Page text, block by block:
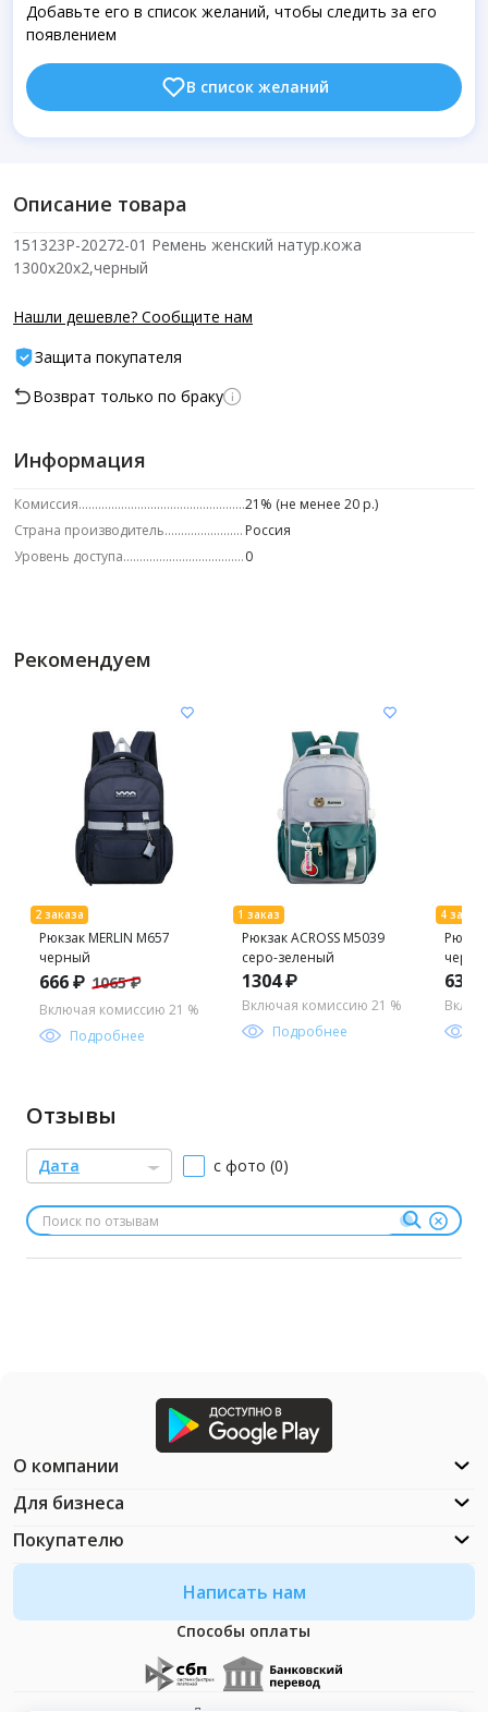
Добавьте его в список желаний, чтобы следить за его
появлением
В список желаний
Описание товара
151323P-20272-01 Ремень женский натур.кожа
1300x20x2,черный
Нашли дешевле? Сообщите нам
Защита покупателя
Возврат только по браку
Информация
Комиссия
21% (не менее 20 р.)
Страна производитель
Россия
Уровень доступа
0
Рекомендуем
Рюкзак MERLIN M657
черный
666 ₽ 1065 ₽
Включая комиссию 21 %
Подробнее
Рюкзак ACROSS M5039
серо-зеленый
1304 ₽
Включая комиссию 21 %
Подробнее
639
Отзывы
Дата с фото (0)
Написать нам
Способы оплаты
О компании
Для бизнеса
Покупателю